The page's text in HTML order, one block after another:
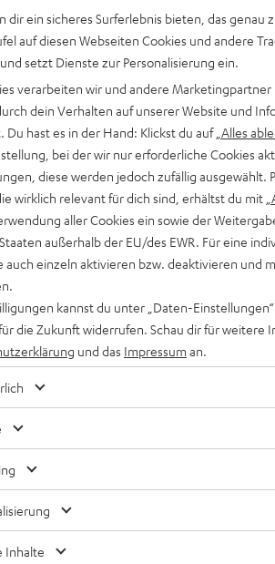
Keinen Store in
beraten dich auch
Hier Termin
dir ein sicheres Surferlebnis bieten, das genau
auf diesen Webseiten Cookies und andere
setzt Dienste zur Personalisierung ein.
verarbeiten wir und andere
dein Verhalten auf unserer Website und
Du hast es in der Hand: Klickst du auf „Alles
bei der wir nur erforderliche Cookies
diese werden jedoch zufällig ausgewählt.
wirklich relevant für dich sind, erhältst du mit
aller Cookies ein sowie der
außerhalb der EU/des EWR. Für eine
auch einzeln aktivieren bzw. deaktivieren und
kannst du unter „Daten-
die Zukunft widerrufen. Schau dir für weitere
und das Impressum an.
Inhalte